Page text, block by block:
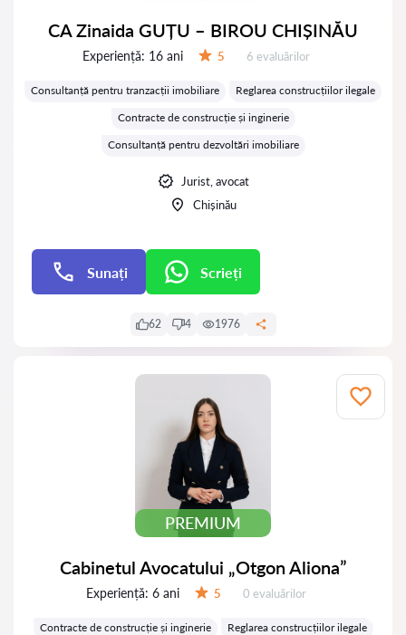
CA Zinaida GUȚU – BIROU CHIȘINĂU
Experiență: 16 ani 5 Evaluărilor:
6 evaluărilor
Consultanță pentru tranzacții imobiliare
Reglarea construcțiilor ilegale
Contracte de construcție și inginerie
Consultanță pentru dezvoltări imobiliare
Jurist, avocat
Chișinău
Sunați Scrieți
62 4 1976
PREMIUM
Cabinetul Avocatului „Otgon Aliona”
Experiență: 6 ani 5 Evaluărilor:
0 evaluărilor
Contracte de construcție și inginerie
Reglarea construcțiilor ilegale